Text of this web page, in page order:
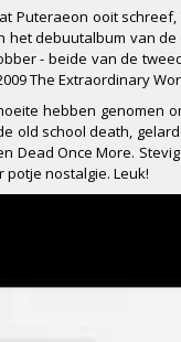
ooit
het debuutalbum van
- beide van de
The Extraordinary
hebben genomen
old school death,
Once More.
nostalgie. Leuk!